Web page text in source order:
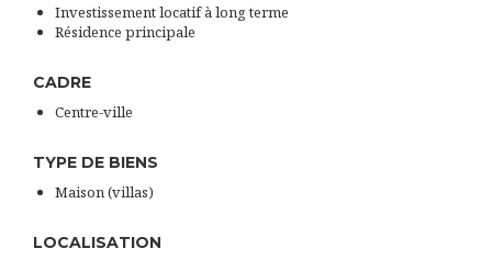
Investissement locatif à long terme
Résidence principale
CADRE
Centre-ville
TYPE DE BIENS
Maison (villas)
LOCALISATION